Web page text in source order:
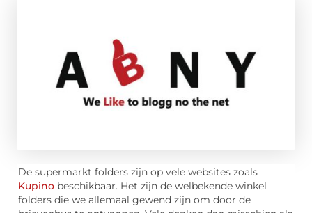
De supermarkt folders zijn op vele websites zoals
Kupino beschikbaar. Het zijn de welbekende winkel
folders die we allemaal gewend zijn om door de